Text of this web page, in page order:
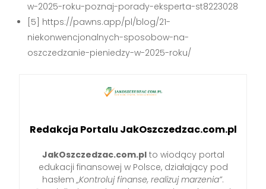
w-2025-roku-poznaj-porady-eksperta-st8223028
[5] https://pawns.app/pl/blog/21-
niekonwencjonalnych-sposobow-na-
oszczedzanie-pieniedzy-w-2025-roku/
Redakcja Portalu JakOszczedzac.com.pl
JakOszczedzac.com.plto wiodący portal
edukacji finansowej w Polsce, działający pod
hasłem „Kontroluj finanse, realizuj marzenia”.